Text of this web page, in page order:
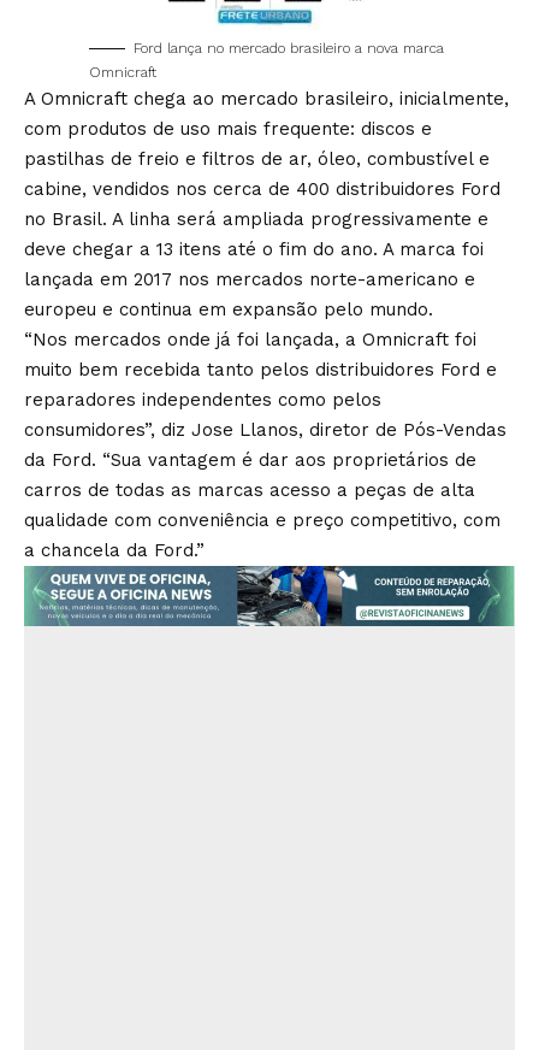
Ford lança no mercado brasileiro a nova marca
Omnicraft
A Omnicraft chega ao mercado brasileiro, inicialmente,
com produtos de uso mais frequente: discos e
pastilhas de freio e filtros de ar, óleo, combustível e
cabine, vendidos nos cerca de 400 distribuidores Ford
no Brasil. A linha será ampliada progressivamente e
deve chegar a 13 itens até o fim do ano. A marca foi
lançada em 2017 nos mercados norte-americano e
europeu e continua em expansão pelo mundo.
“Nos mercados onde já foi lançada, a Omnicraft foi
muito bem recebida tanto pelos distribuidores Ford e
reparadores independentes como pelos
consumidores”, diz Jose Llanos, diretor de Pós-Vendas
da Ford. “Sua vantagem é dar aos proprietários de
carros de todas as marcas acesso a peças de alta
qualidade com conveniência e preço competitivo, com
a chancela da Ford.”